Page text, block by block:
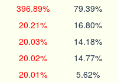
396.89% 79.39%
20.21% 16.80%
20.03% 14.18%
20.02% 14.77%
20.01% 5.62%